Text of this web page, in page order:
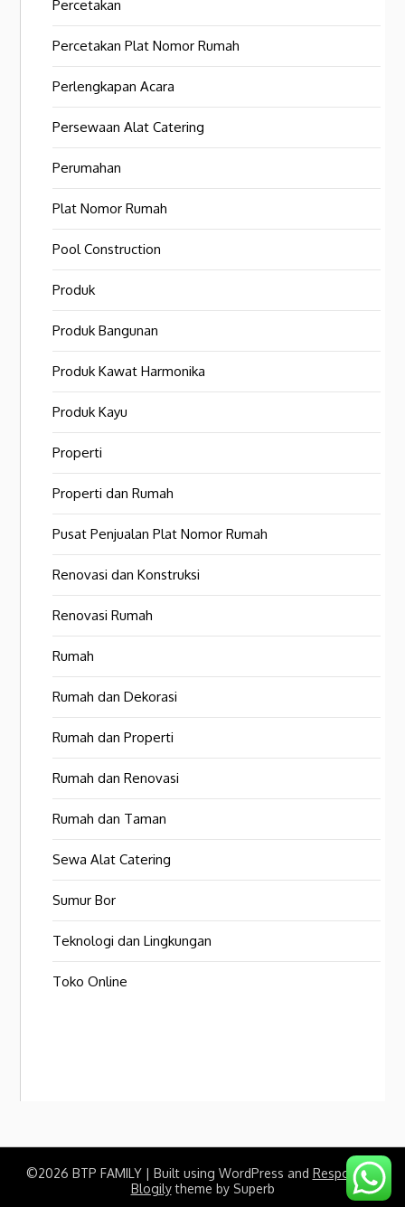
Percetakan
Percetakan Plat Nomor Rumah
Perlengkapan Acara
Persewaan Alat Catering
Perumahan
Plat Nomor Rumah
Pool Construction
Produk
Produk Bangunan
Produk Kawat Harmonika
Produk Kayu
Properti
Properti dan Rumah
Pusat Penjualan Plat Nomor Rumah
Renovasi dan Konstruksi
Renovasi Rumah
Rumah
Rumah dan Dekorasi
Rumah dan Properti
Rumah dan Renovasi
Rumah dan Taman
Sewa Alat Catering
Sumur Bor
Teknologi dan Lingkungan
Toko Online
©2026 BTP FAMILY | Built using WordPress and Responsive
Blogilytheme by Superb